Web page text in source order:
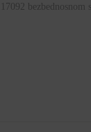
bezbednosnom